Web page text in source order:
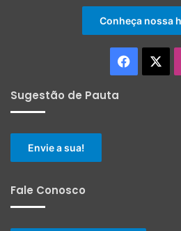
Conheça nossa
Sugestão de Pauta
Envie a sua!
Fale Conosco